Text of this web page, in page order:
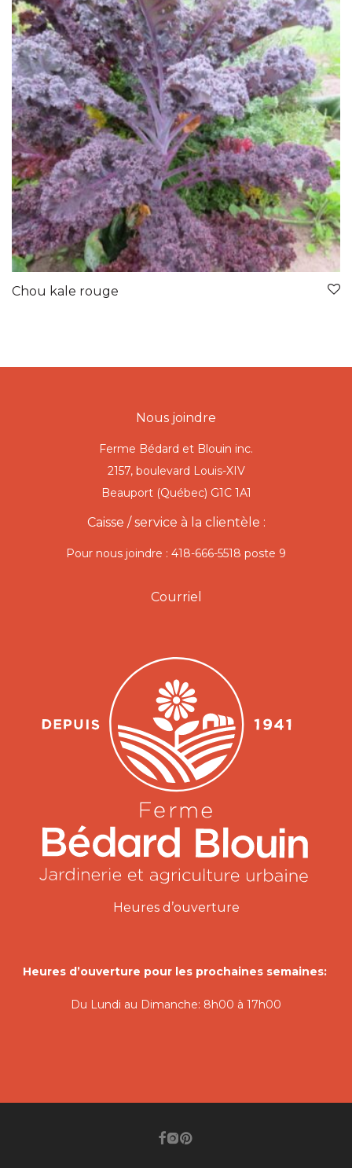
Chou kale rouge
Nous joindre
Ferme Bédard et Blouin inc.
2157, boulevard Louis-XIV
Beauport (Québec) G1C 1A1
Caisse / service à la clientèle :
Pour nous joindre : 418-666-5518 poste 9
Courriel
Heures d’ouverture
Heures d’ouverture pour les prochaines semaines:
Du Lundi au Dimanche: 8h00 à 17h00